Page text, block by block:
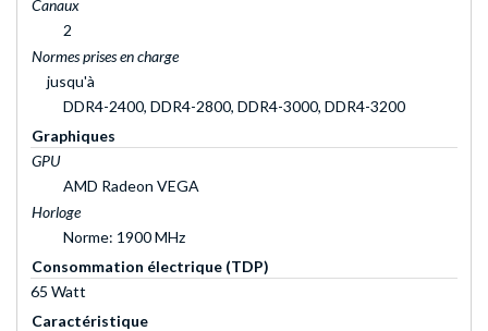
Canaux
2
Normes prises en charge
jusqu'à
DDR4-2400, DDR4-2800, DDR4-3000, DDR4-3200
Graphiques
GPU
AMD Radeon VEGA
Horloge
Norme: 1900 MHz
Consommation électrique (TDP)
65 Watt
Caractéristique